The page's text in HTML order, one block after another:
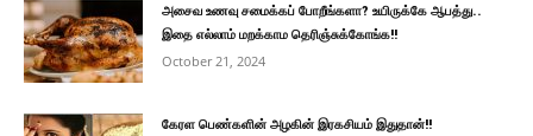
அசைவ உணவு சமைக்கப் போறீங்களா? உயிருக்கே ஆபத்து..
இதை எல்லாம் மறக்காம தெரிஞ்சுக்கோங்க!!
October 21, 2024
கேரள பெண்களின் அழகின் இரகசியம் இதுதான்!!